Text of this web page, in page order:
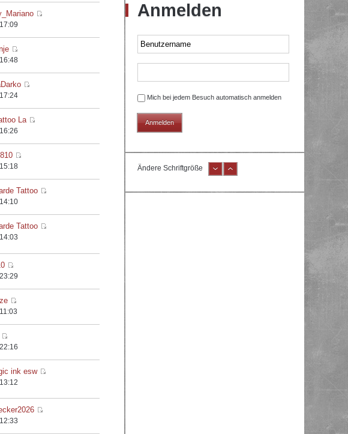
La
Tattoo
Tattoo
ink esw
Anmelden
Mich bei jedem Besuch automatisch anmelden
Ändere Schriftgröße